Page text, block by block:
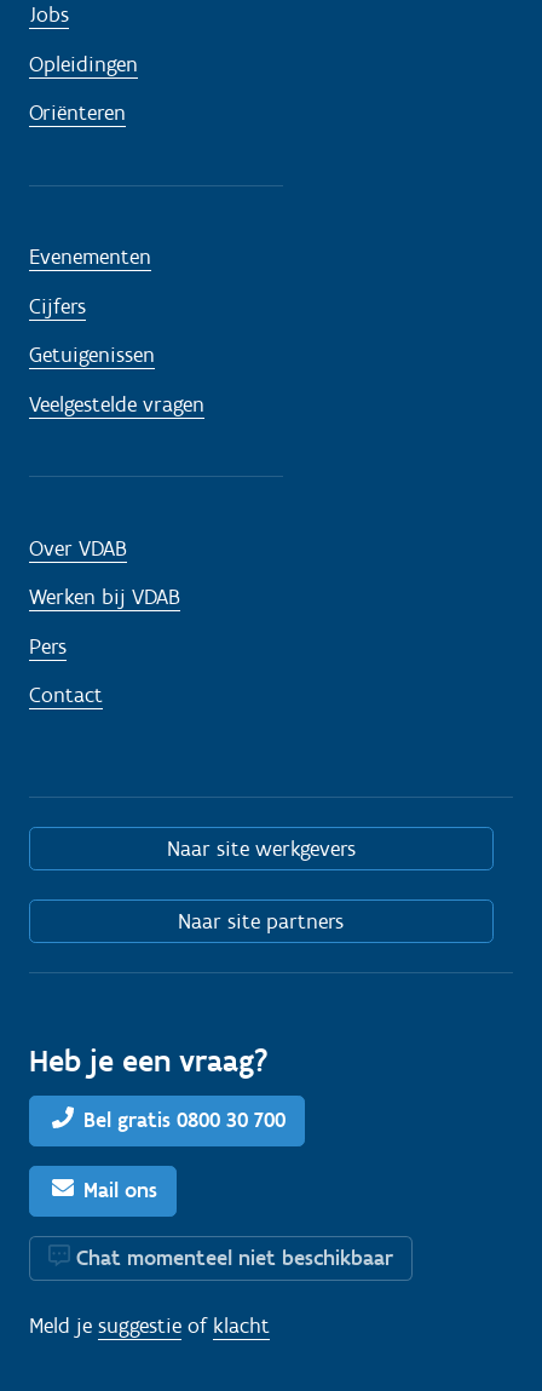
Jobs
Opleidingen
Oriënteren
Evenementen
Cijfers
Getuigenissen
Veelgestelde vragen
Over VDAB
Werken bij VDAB
Pers
Contact
Naar site werkgevers
Naar site partners
Heb je een vraag?
Bel gratis 0800 30 700
Mail ons
Chat momenteel niet beschikbaar
Meld je suggestie of klacht